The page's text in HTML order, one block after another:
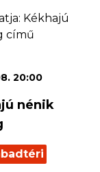
20:00
nénik